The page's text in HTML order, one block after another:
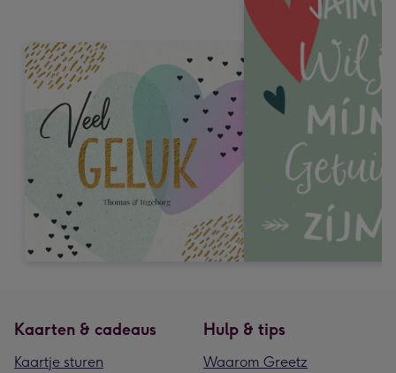
Kaarten & cadeaus
Kaartje sturen
Hulp & tips
Waarom Greetz